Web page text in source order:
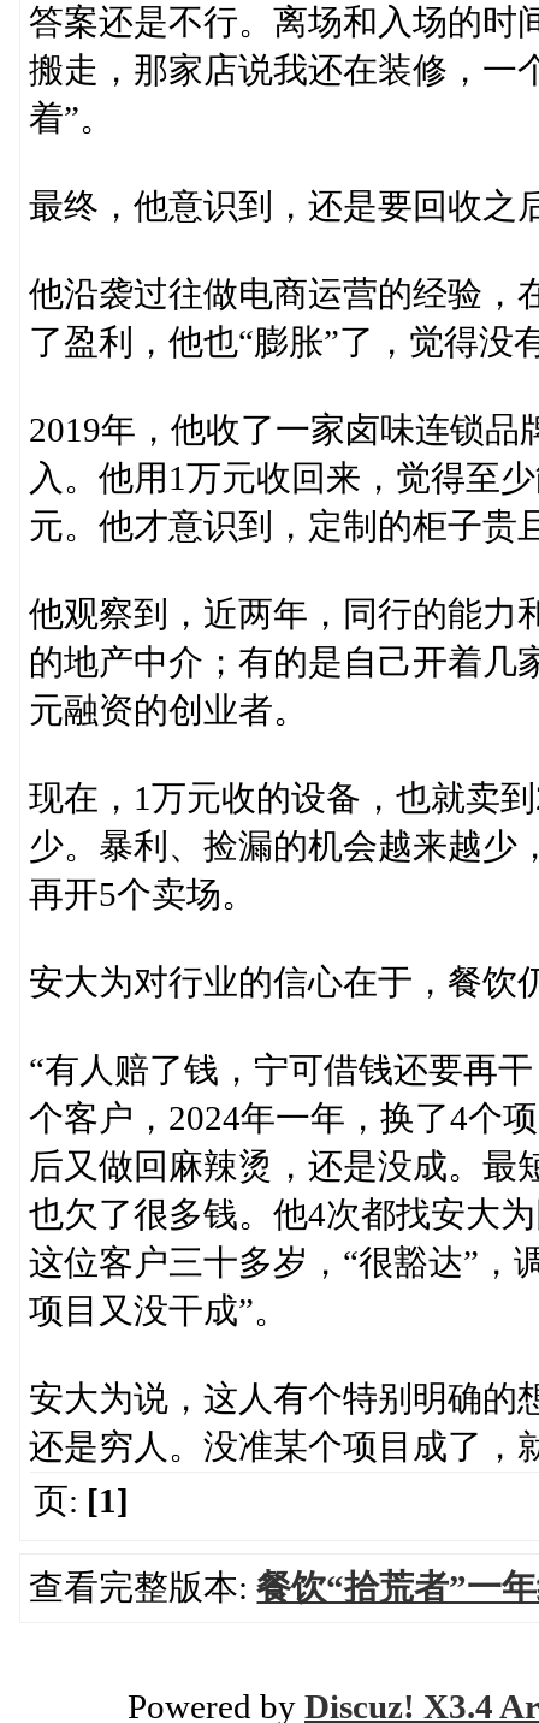
答案还是不行。离场和入场的时
搬走，那家店说我还在装修，一
着”。
最终，他意识到，还是要回收之
他沿袭过往做电商运营的经验，
了盈利，他也“膨胀”了，觉得没
2019年，他收了一家卤味连锁
入。他用1万元收回来，觉得至
元。他才意识到，定制的柜子贵
他观察到，近两年，同行的能力
的地产中介；有的是自己开着几
元融资的创业者。
现在，1万元收的设备，也就卖
少。暴利、捡漏的机会越来越少
再开5个卖场。
安大为对行业的信心在于，餐饮
“有人赔了钱，宁可借钱还要再
个客户，2024年一年，换了4个
后又做回麻辣烫，还是没成。最
也欠了很多钱。他4次都找安大
这位客户三十多岁，“很豁达”，
项目又没干成”。
安大为说，这人有个特别明确的
还是穷人。没准某个项目成了，
页: [1]
查看完整版本:餐饮“拾荒者”一
Powered by Discuz! X3.4